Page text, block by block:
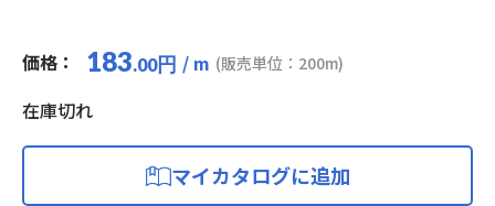
価格： 183.00円 / m (販売単位：200m)
在庫切れ
マイカタログに追加